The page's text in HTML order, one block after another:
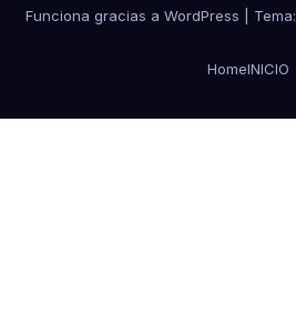
Funciona gracias a WordPress Tema:
HomeINICIO